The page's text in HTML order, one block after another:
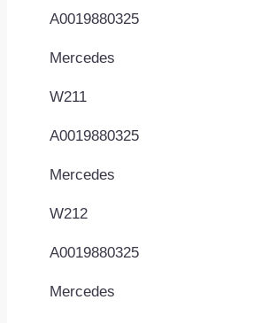
A0019880325
Mercedes
W211
A0019880325
Mercedes
W212
A0019880325
Mercedes